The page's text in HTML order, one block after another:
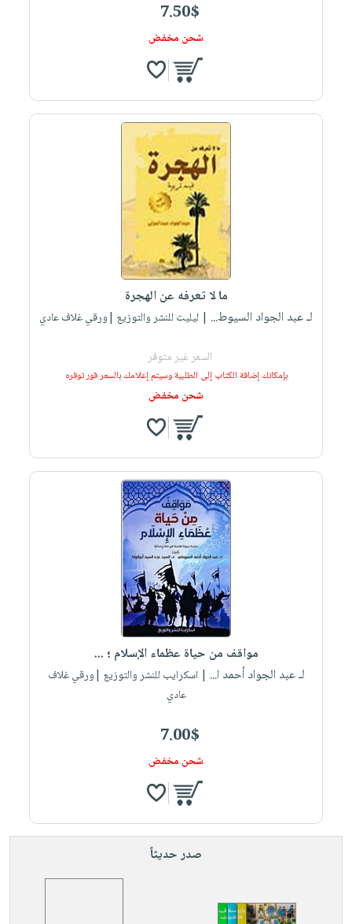
7.50$
شحن مخفض
ما لا تعرفه عن الهجرة
لـ عبد الجواد السيوط... | ليليت للنشر والتوزيع |ورقي غلاف عادي
السعر غير متوفر
بإمكانك إضافة الكتاب إلى الطلبية وسيتم إعلامك بالسعر فور توفره
شحن مخفض
مواقف من حياة عظماء الإسلام ؛ ...
لـ عبد الجواد أحمد ا... | اسكرايب للنشر والتوزيع |ورقي غلاف
عادي
7.00$
شحن مخفض
صدر حديثاً